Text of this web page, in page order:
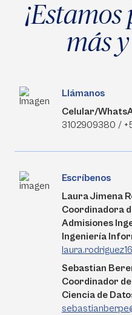
más
Llámanos
Celular/
3102909380 /
Escríbenos
Laura Jimena
Coordinadora
Admisiones
Ingeniería
Sebastian
Coordinador
Ciencia de